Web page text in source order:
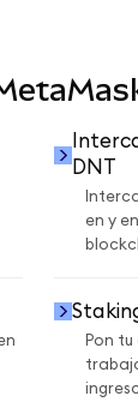
DNT
en y
Pon